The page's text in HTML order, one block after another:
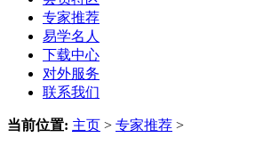
专家推荐
易学名人
下载中心
对外服务
联系我们
当前位置: 主页 > 专家推荐 >